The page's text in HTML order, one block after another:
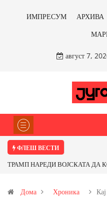
ИМПРЕСУМ АРХИВА
август 7,
ФЛЕШ ВЕСТИ
ТРАМП НАРЕДИ ВОЈСКАТА ДА
Иловица и со антимонот?
Дома Хроника